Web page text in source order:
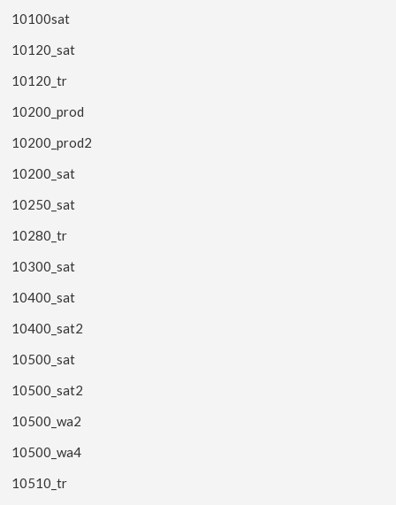
10100sat
10120_sat
10120_tr
10200_prod
10200_prod2
10200_sat
10250_sat
10280_tr
10300_sat
10400_sat
10400_sat2
10500_sat
10500_sat2
10500_wa2
10500_wa4
10510_tr